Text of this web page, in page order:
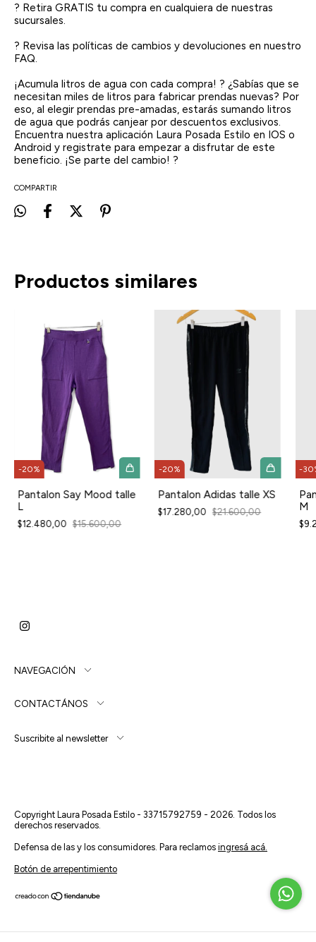
? Retira GRATIS tu compra en cualquiera de nuestras
sucursales.
? Revisa las políticas de cambios y devoluciones en nuestro
FAQ.
¡Acumula litros de agua con cada compra! ? ¿Sabías que se
necesitan miles de litros para fabricar prendas nuevas? Por
eso, al elegir prendas pre-amadas, estarás sumando litros
de agua que podrás canjear por descuentos exclusivos.
Encuentra nuestra aplicación Laura Posada Estilo en IOS o
Android y registrate para empezar a disfrutar de este
beneficio. ¡Se parte del cambio! ?
COMPARTIR
Productos similares
-20%
Pantalon Say Mood talle
L
$12.480,00 $15.600,00
-20%
Pantalon Adidas talle XS
$17.280,00 $21.600,00
-30
M
NAVEGACIÓN
CONTACTÁNOS
Suscribite al newsletter
Copyright Laura Posada Estilo - 33715792759 - 2026. Todos los
derechos reservados.
Defensa de las y los consumidores. Para reclamos ingresá acá.
Botón de arrepentimiento